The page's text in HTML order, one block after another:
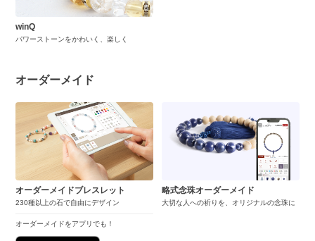
winQ
パワーストーンをかわいく、楽しく
オーダーメイド
オーダーメイドブレスレット
230種以上の石で自由にデザイン
オーダーメイドをアプリでも！
略式念珠オーダーメイド
大切な人への祈りを、オリジナルの念珠に